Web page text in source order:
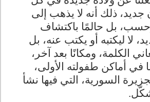
ذلك أنه لا يذهب إلى
وحسب، بل حالمًا باكتشاف
لا ليكتبه أو يكتب عنه، بل
الكلمة، ومكانًا بعد آخر،
في أماكن طفولته الأولى،
السورية، التي فيها نشأ
.